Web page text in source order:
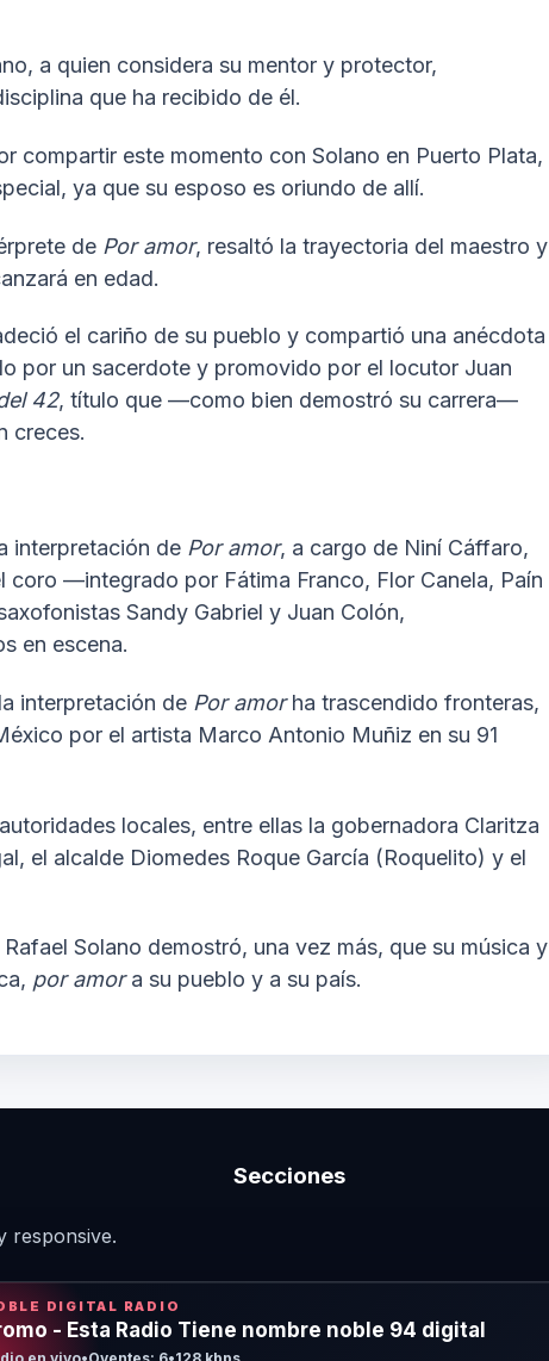
a quien considera su mentor y protector,
que ha recibido de él.
compartir este momento con Solano en Puerto Plata,
ya que su esposo es oriundo de allí.
de Por amor, resaltó la trayectoria del maestro y
en edad.
el cariño de su pueblo y compartió una anécdota
por un sacerdote y promovido por el locutor Juan
42, título que —como bien demostró su carrera—
creces.
interpretación de Por amor, a cargo de Niní Cáffaro,
coro —integrado por Fátima Franco, Flor Canela, Paín
Sandy Gabriel y Juan Colón,
en escena.
interpretación de Por amorha trascendido fronteras,
por el artista Marco Antonio Muñiz en su 91
locales, entre ellas la gobernadora Claritza
el alcalde Diomedes Roque García (Roquelito) y el
Solano demostró, una vez más, que su música y
por amora su pueblo y a su país.
responsive.
Secciones
DIGITAL RADIO
- Esta Radio Tiene nombre noble 94 digital